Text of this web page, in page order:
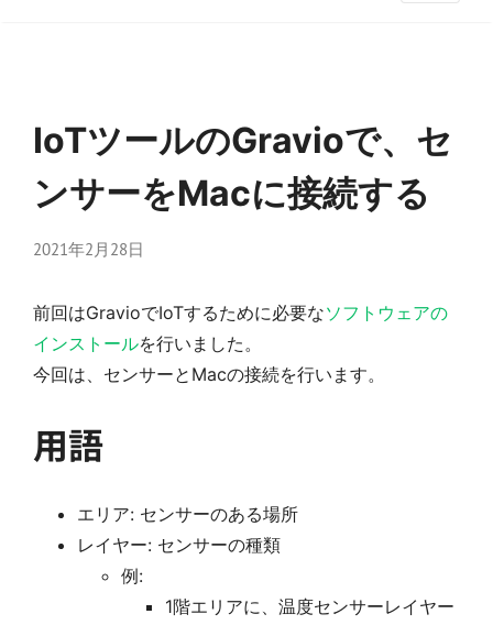
IoTツールのGravioで、セ
ンサーをMacに接続する
2021年2月28日
前回はGravioでIoTするために必要なソフトウェアの
インストールを行いました。
今回は、センサーとMacの接続を行います。
用語
エリア: センサーのある場所
レイヤー: センサーの種類
例:
1階エリアに、温度センサーレイヤー